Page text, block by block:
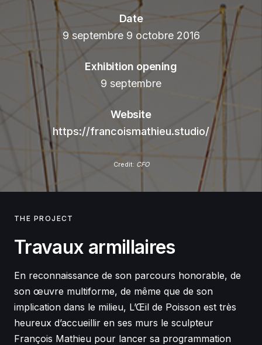
Date
9 septembre 9 octobre 2016
Exhibition opening
9 septembre
Website
https://francoismathieu.studio/
Credit: CFO
THE PROJECT
Travaux armillaires
En reconnaissance de son parcours honorable, de
son œuvre multiforme, de même que de son
implication dans le milieu, L’Œil de Poisson est très
heureux d’accueillir en ses murs le sculpteur
François Mathieu pour lancer sa programmation